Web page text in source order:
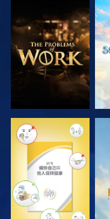
探索系列節目
觀看